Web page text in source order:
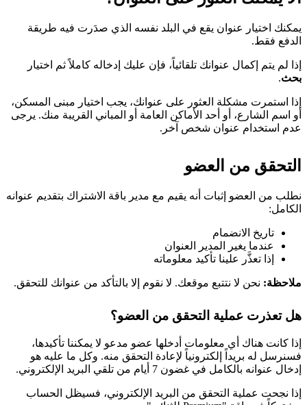
يمكنك اختيار عنوان يقع في البلد نفسه الذي صدَرت فيه طريقة
الدفع فقط.
إذا لم يتم إكمال عنوانك تلقائياً، فإن عليك إدخاله كاملاً ثم اختيار
بحث.
إذا استمرت مشكلة العثور على عنوانك، يجب اختيار مبنى المسكن،
أو اسم الشارع، أو أحد الأماكن العامة أو المباني القريبة منك. يرجى
عدم استخدام عنوان شخص آخر.
التحقق من العضو
نطلب من العضو إثبات أنه يقيم مع مدير باقة الاشتراك بتقديم عنوانه
الكامل:
تاريخ الانضمام
عندما يغير المدير العنوان
إذا تعذَّر علينا تأكيد معلوماته
ملاحظة: نحن لا نتتبع موقعك. لا نقوم إلا بالتأكد من عنوانك للتحقق.
هل تعذرت عملية التحقق من العضو؟
إذا كانت هناك أي معلومات أدخلها عضو مدعو لا يمكننا تأكيدها،
فسنرسل له بريداً إلكترونياً لإعادة التحقق منه. وكل ما عليه هو
إدخال عنوانه بالكامل في غضون 7 أيام من تلقي البريد الإلكتروني.
إذا نجحت عملية التحقق من البريد الإلكتروني، فسيظل الحساب